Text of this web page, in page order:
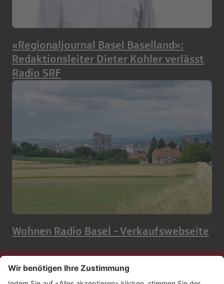
«Regionaljournal Basel Baselland»:
Redaktionsleiter Dieter Kohler verlässt
Radio SRF
Wohnen Radio Basel - Verkaufswebseite